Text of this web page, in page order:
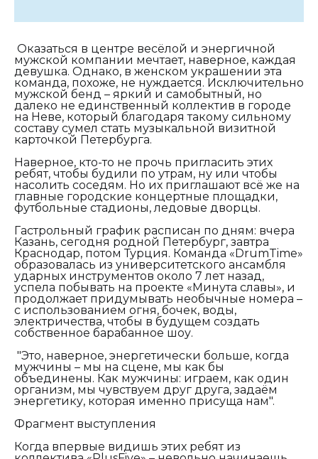
Оказаться в центре весёлой и энергичной
мужской компании мечтает, наверное, каждая
девушка. Однако, в женском украшении эта
команда, похоже, не нуждается. Исключительно
мужской бенд – яркий и самобытный, но
далеко не единственный коллектив в городе
на Неве, который благодаря такому сильному
составу сумел стать музыкальной визитной
карточкой Петербурга.
Наверное, кто-то не прочь пригласить этих
ребят, чтобы будили по утрам, ну или чтобы
насолить соседям. Но их приглашают всё же на
главные городские концертные площадки,
футбольные стадионы, ледовые дворцы.
Гастрольный график расписан по дням: вчера
Казань, сегодня родной Петербург, завтра
Краснодар, потом Турция. Команда «DrumTime»
образовалась из университетского ансамбля
ударных инструментов около 7 лет назад,
успела побывать на проекте «Минута славы», и
продолжает придумывать необычные номера –
с использованием огня, бочек, воды,
электричества, чтобы в будущем создать
собственное барабанное шоу.
"Это, наверное, энергетически больше, когда
мужчины – мы на сцене, мы как бы
объединены. Как мужчины: играем, как один
организм, мы чувствуем друг друга, задаём
энергетику, которая именно присуща нам".
Фрагмент выступления
Когда впервые видишь этих ребят из